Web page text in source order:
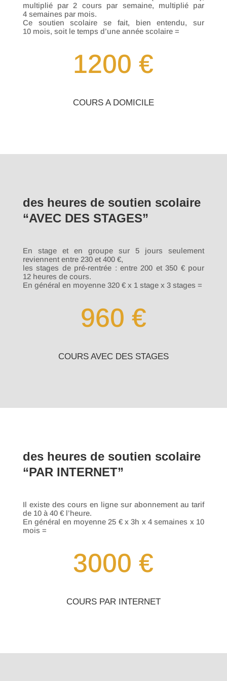
multiplié par 2 cours par semaine, multiplié par
4 semaines par mois.
Ce soutien scolaire se fait, bien entendu, sur
10 mois, soit le temps d’une année scolaire =
1200 €
COURS A DOMICILE
des heures de soutien scolaire
“AVEC DES STAGES”
En stage et en groupe sur 5 jours seulement
reviennent entre 230 et 400 €,
les stages de pré-rentrée : entre 200 et 350 € pour
12 heures de cours.
En général en moyenne 320 € x 1 stage x 3 stages =
960 €
COURS AVEC DES STAGES
des heures de soutien scolaire
“PAR INTERNET”
Il existe des cours en ligne sur abonnement au tarif
de 10 à 40 € l’heure.
En général en moyenne 25 € x 3h x 4 semaines x 10
mois =
3000 €
COURS PAR INTERNET